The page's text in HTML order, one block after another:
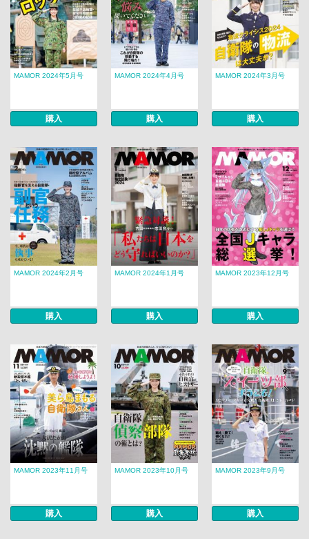
MAMOR 2024年5月号
購入
MAMOR 2024年4月号
購入
MAMOR 2024年3月号
購入
MAMOR 2024年2月号
購入
MAMOR 2024年1月号
購入
MAMOR 2023年12月号
購入
MAMOR 2023年11月号
購入
MAMOR 2023年10月号
購入
MAMOR 2023年9月号
購入